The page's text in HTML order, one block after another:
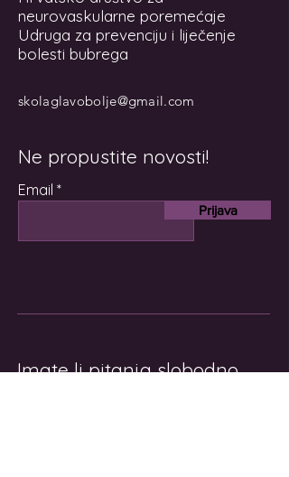
neurovaskularne poremećaje
Udruga za prevenciju i liječenje
bolesti bubrega
skolaglavobolje@gmail.com
Ne propustite novosti!
Email
Prijava
Imate li pitanja slobodno